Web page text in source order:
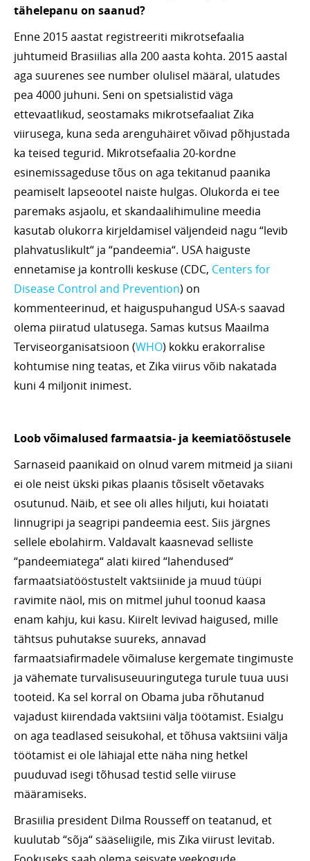
tähelepanu on saanud?
Enne 2015 aastat registreeriti mikrotsefaalia
juhtumeid Brasiilias alla 200 aasta kohta. 2015 aastal
aga suurenes see number olulisel määral, ulatudes
pea 4000 juhuni. Seni on spetsialistid väga
ettevaatlikud, seostamaks mikrotsefaaliat Zika
viirusega, kuna seda arenguhäiret võivad põhjustada
ka teised tegurid. Mikrotsefaalia 20-kordne
esinemissageduse tõus on aga tekitanud paanika
peamiselt lapseootel naiste hulgas. Olukorda ei tee
paremaks asjaolu, et skandaalihimuline meedia
kasutab olukorra kirjeldamisel väljendeid nagu “levib
plahvatuslikult“ ja “pandeemia“. USA haiguste
ennetamise ja kontrolli keskuse (CDC, Centers for
Disease Control and Prevention) on
kommenteerinud, et haiguspuhangud USA-s saavad
olema piiratud ulatusega. Samas kutsus Maailma
Terviseorganisatsioon (WHO) kokku erakorralise
kohtumise ning teatas, et Zika viirus võib nakatada
kuni 4 miljonit inimest.
Loob võimalused farmaatsia- ja keemiatööstusele
Sarnaseid paanikaid on olnud varem mitmeid ja siiani
ei ole neist ükski pikas plaanis tõsiselt võetavaks
osutunud. Näib, et see oli alles hiljuti, kui hoiatati
linnugripi ja seagripi pandeemia eest. Siis järgnes
sellele ebolahirm. Valdavalt kaasnevad selliste
“pandeemiatega“ alati kiired “lahendused“
farmaatsiatööstustelt vaktsiinide ja muud tüüpi
ravimite näol, mis on mitmel juhul toonud kaasa
enam kahju, kui kasu. Kiirelt levivad haigused, mille
tähtsus puhutakse suureks, annavad
farmaatsiafirmadele võimaluse kergemate tingimuste
ja vähemate turvalisuseuuringutega turule tuua uusi
tooteid. Ka sel korral on Obama juba rõhutanud
vajadust kiirendada vaktsiini välja töötamist. Esialgu
on aga teadlased seisukohal, et tõhusa vaktsiini välja
töötamist ei ole lähiajal ette näha ning hetkel
puuduvad isegi tõhusad testid selle viiruse
määramiseks.
Brasiilia president Dilma Rousseff on teatanud, et
kuulutab “sõja“ sääseliigile, mis Zika viirust levitab.